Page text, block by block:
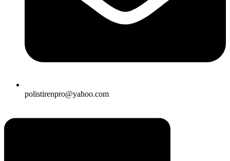
polistirenpro@yahoo.com